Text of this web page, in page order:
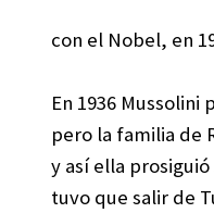
con el Nobel, en
En 1936
pero la familia de
y así ella
tuvo que salir de